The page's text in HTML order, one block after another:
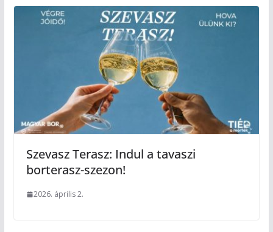
Szevasz Terasz: Indul a tavaszi
borterasz-szezon!
2026. április 2.